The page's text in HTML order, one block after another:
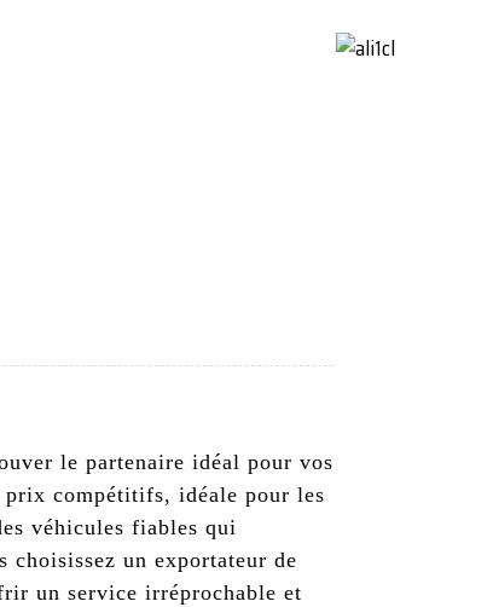
le partenaire idéal pour vos
prix compétitifs, idéale pour les
véhicules fiables qui
choisissez un exportateur de
un service irréprochable et